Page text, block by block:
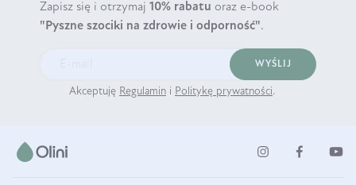
Zapisz się i otrzymaj 10% rabatu oraz e-book
"Pyszne szociki na zdrowie i odporność".
WYŚLIJ
Akceptuję Regulamin i Politykę prywatności.